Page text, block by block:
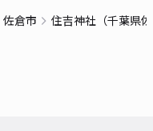
のある吉見エリアは古く
神社専用の大きな駐車場
チューリップフェスタ」
佐倉市 住吉神社（千葉県